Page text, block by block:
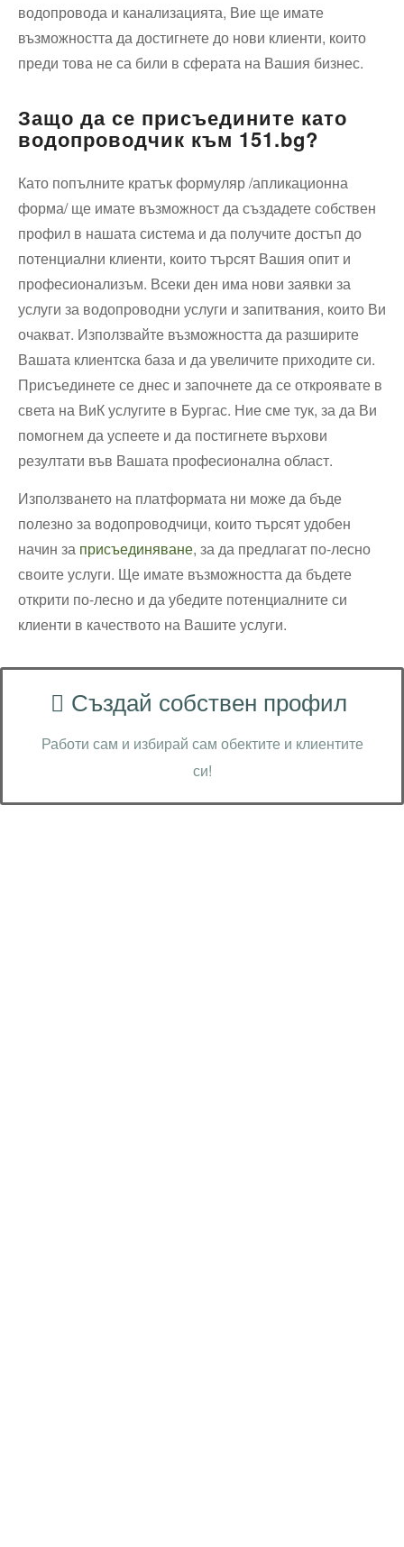
водопровода и канализацията, Вие ще имате
възможността да достигнете до нови клиенти, които
преди това не са били в сферата на Вашия бизнес.
Защо да се присъедините като
водопроводчик към 151.bg?
Като попълните кратък формуляр /апликационна
форма/ ще имате възможност да създадете собствен
профил в нашата система и да получите достъп до
потенциални клиенти, които търсят Вашия опит и
професионализъм. Всеки ден има нови заявки за
услуги за водопроводни услуги и запитвания, които Ви
очакват. Използвайте възможността да разширите
Вашата клиентска база и да увеличите приходите си.
Присъединете се днес и започнете да се откроявате в
света на ВиК услугите в Бургас. Ние сме тук, за да Ви
помогнем да успеете и да постигнете върхови
резултати във Вашата професионална област.
Използването на платформата ни може да бъде
полезно за водопроводчици, които търсят удобен
начин за присъединяване, за да предлагат по-лесно
своите услуги. Ще имате възможността да бъдете
открити по-лесно и да убедите потенциалните си
клиенти в качеството на Вашите услуги.
Създай собствен профил
Работи сам и избирай сам обектите и клиентите
си!